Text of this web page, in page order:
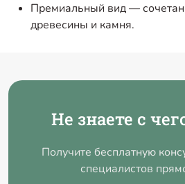
Премиальный вид —
древесины и камня.
Не знаете с
Получите бесплатную
специалистов